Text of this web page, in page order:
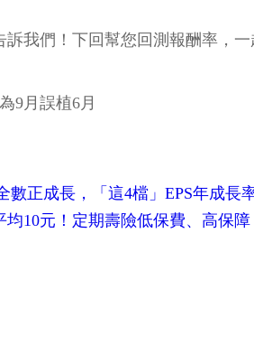
我們！下回幫您回測報酬率，一
9月誤植6月
數正成長，「這4檔」EPS年成長
均10元！定期壽險低保費、高保